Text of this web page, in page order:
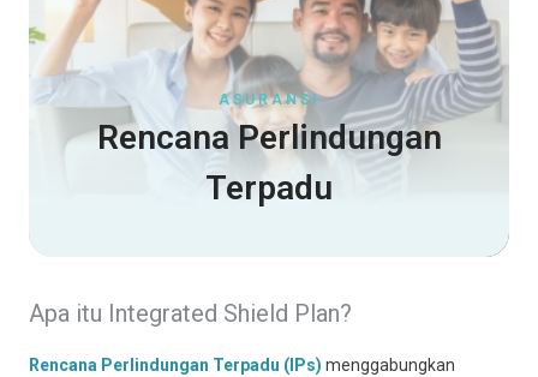
ASURANSI
Rencana Perlindungan
Terpadu
Apa itu Integrated Shield Plan?
Rencana Perlindungan Terpadu (IPs) menggabungkan